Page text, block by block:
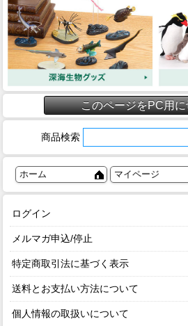
このページをPC用
商品検索
ホーム マイページ
ログイン
メルマガ申込/停止
特定商取引法に基づく表示
送料とお支払い方法について
個人情報の取扱いについて